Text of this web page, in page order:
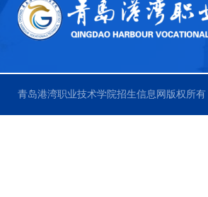
青岛港湾职业技术学院招生信息网版权